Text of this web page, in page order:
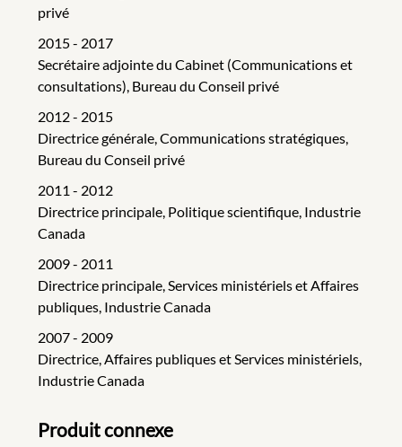
privé
2015 - 2017
Secrétaire adjointe du Cabinet (Communications et
consultations), Bureau du Conseil privé
2012 - 2015
Directrice générale, Communications stratégiques,
Bureau du Conseil privé
2011 - 2012
Directrice principale, Politique scientifique, Industrie
Canada
2009 - 2011
Directrice principale, Services ministériels et Affaires
publiques, Industrie Canada
2007 - 2009
Directrice, Affaires publiques et Services ministériels,
Industrie Canada
Produit connexe